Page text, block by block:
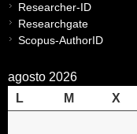
Researcher-ID
Researchgate
Scopus-AuthorID
agosto 2026
L
M X